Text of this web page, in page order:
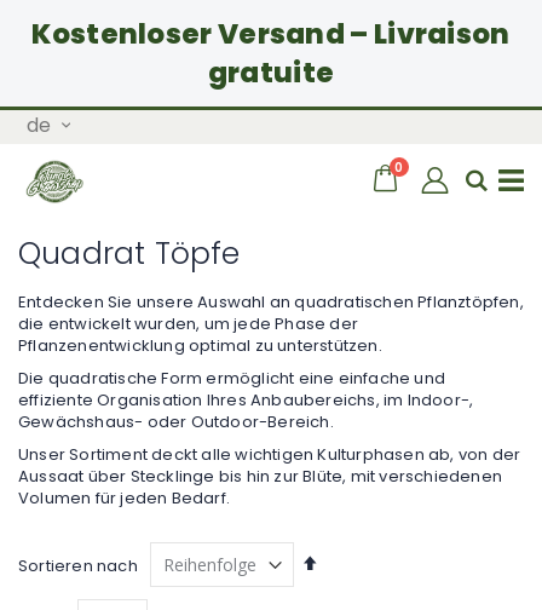
Kostenloser Versand – Livraison
gratuite
Zum
springen
Sprache
de
Wagen
0 Artikel
Quadrat Töpfe
Entdecken Sie unsere Auswahl an quadratischen Pflanztöpfen,
die entwickelt wurden, um jede Phase der
Pflanzenentwicklung optimal zu unterstützen.
Die quadratische Form ermöglicht eine einfache und
effiziente Organisation Ihres Anbaubereichs, im Indoor-,
Gewächshaus- oder Outdoor-Bereich.
Unser Sortiment deckt alle wichtigen Kulturphasen ab, von der
Aussaat über Stecklinge bis hin zur Blüte, mit verschiedenen
Volumen für jeden Bedarf.
Sortieren nach
Absteigend